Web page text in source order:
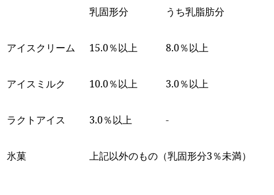
乳固形分 うち乳脂肪分
アイスクリーム 15.0％以上 8.0％以上
アイスミルク 10.0％以上 3.0％以上
ラクトアイス 3.0％以上 -
氷菓 上記以外のもの（乳固形分3％未満）